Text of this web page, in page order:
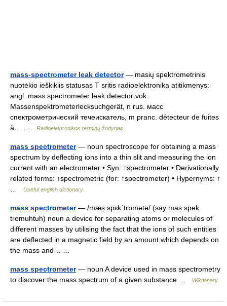
mass-spectrometer leak detector— masių spektrometrinis
nuotėkio ieškiklis statusas T sritis radioelektronika atitikmenys:
angl. mass spectrometer leak detector vok.
Massenspektrometerlecksuchgerät, n rus. масс
спектрометрический течеискатель, m pranc. détecteur de fuites
à… …
Radioelektronikos terminų žodynas
mass spectrometer— noun spectroscope for obtaining a mass
spectrum by deflecting ions into a thin slit and measuring the ion
current with an electrometer • Syn: ↑spectrometer • Derivationally
related forms: ↑spectrometric (for: ↑spectrometer) • Hypernyms: ↑
Useful english dictionary
mass spectrometer— /mæs spɛkˈtrɒmətə/ (say mas spek
tromuhtuh) noun a device for separating atoms or molecules of
different masses by utilising the fact that the ions of such entities
are deflected in a magnetic field by an amount which depends on
the mass and… …
mass spectrometer— noun A device used in mass spectrometry
to discover the mass spectrum of a given substance …
Wiktionary